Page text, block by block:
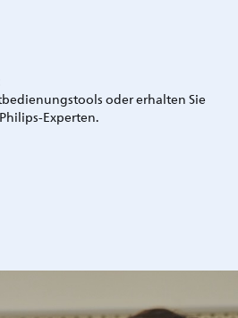
oder erhalten Sie
Experten.